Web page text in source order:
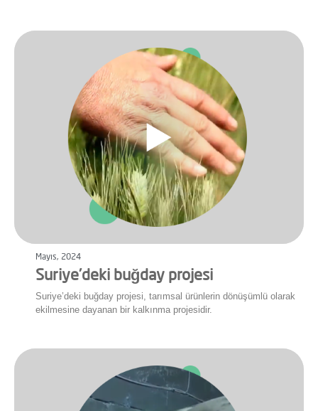
Mayıs, 2024
Suriye’deki buğday projesi
Suriye’deki buğday projesi, tarımsal ürünlerin dönüşümlü olarak
ekilmesine dayanan bir kalkınma projesidir.